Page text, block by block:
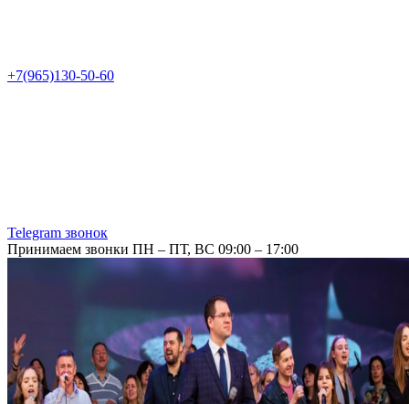
+7(965)130-50-60
Telegram звонок
Принимаем звонки ПН – ПТ, ВС 09:00 – 17:00